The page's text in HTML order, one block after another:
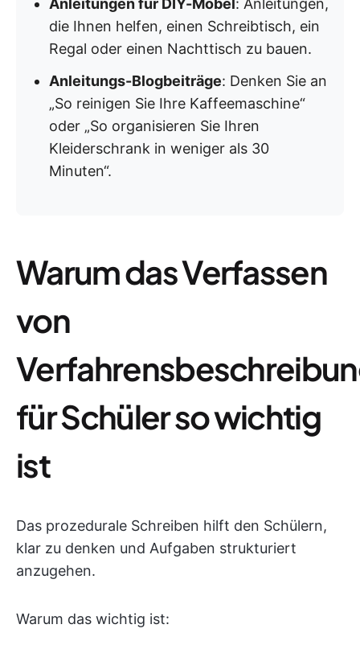
Anleitungen für DIY-Möbel : Anleitungen,
die Ihnen helfen, einen Schreibtisch, ein
Regal oder einen Nachttisch zu bauen.
Anleitungs-Blogbeiträge: Denken Sie an
„So reinigen Sie Ihre Kaffeemaschine“
oder „So organisieren Sie Ihren
Kleiderschrank in weniger als 30
Minuten“.
Warum das Verfassen
von
für Schüler so wichtig
ist
Das prozedurale Schreiben hilft den Schülern,
klar zu denken und Aufgaben strukturiert
anzugehen.
Warum das wichtig ist: